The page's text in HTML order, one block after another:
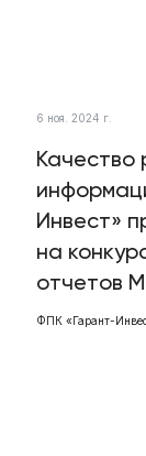
6 ноя. 2024 г.
Качество
Инвест»
на
отчетов
ФПК «Гарант-